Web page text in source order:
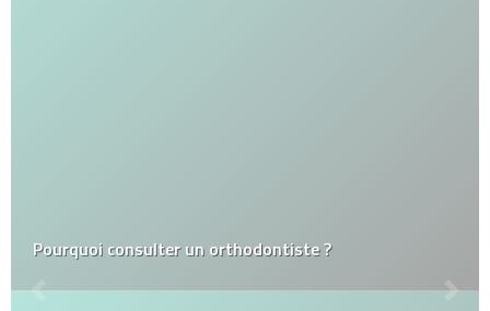
Pourquoi consulter un orthodontiste ?